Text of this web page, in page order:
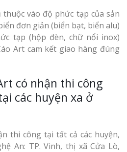
vào độ phức tạp của sản
đơn giản (biển bạt, biển alu)
tạp (hộp đèn, chữ nổi inox)
Art cam kết giao hàng đúng
có nhận thi công
các huyện xa ở
thi công tại tất cả các huyện,
An: TP. Vinh, thị xã Cửa Lò,